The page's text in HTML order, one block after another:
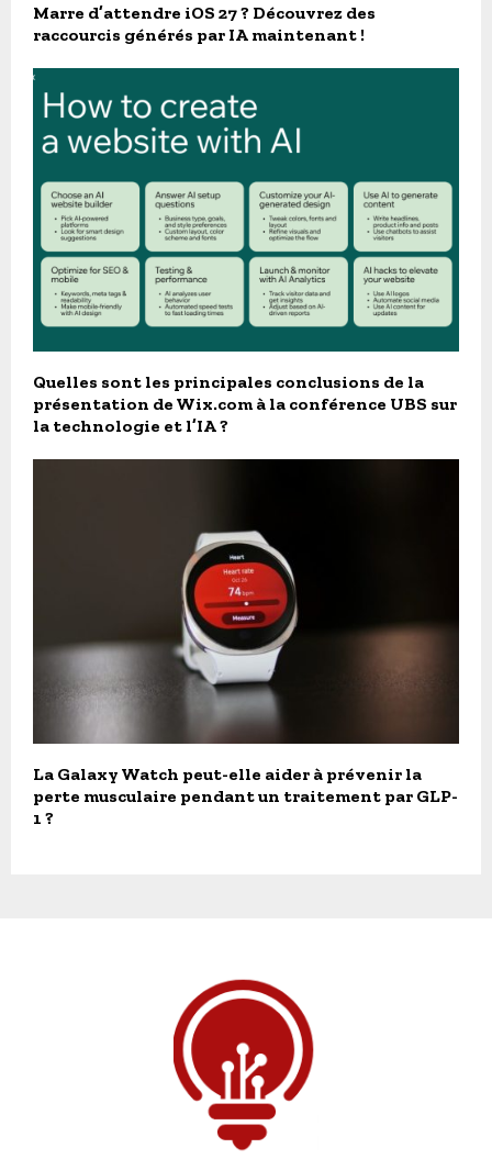
Marre d’attendre iOS 27 ? Découvrez des
raccourcis générés par IA maintenant !
Quelles sont les principales conclusions de la
présentation de Wix.com à la conférence UBS sur
la technologie et l’IA ?
La Galaxy Watch peut-elle aider à prévenir la
perte musculaire pendant un traitement par GLP-
1 ?